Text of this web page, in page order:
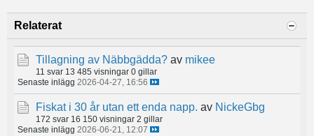
Relaterat
Tillagning av Näbbgädda? av mikee
11 svar 13 485 visningar 0 gillar
Senaste inlägg 2026-04-27, 16:56
Fiskat i 30 år utan ett enda napp. av NickeGbg
172 svar 16 150 visningar 2 gillar
Senaste inlägg 2026-06-21, 12:07